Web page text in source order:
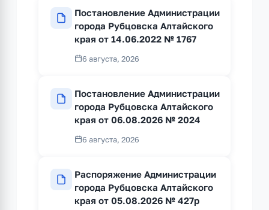
Постановление Администрации
города Рубцовска Алтайского
края от 14.06.2022 № 1767
6 августа, 2026
Постановление Администрации
города Рубцовска Алтайского
края от 06.08.2026 № 2024
6 августа, 2026
Распоряжение Администрации
города Рубцовска Алтайского
края от 05.08.2026 № 427р